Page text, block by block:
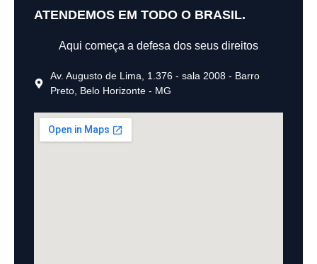
ATENDEMOS EM TODO O BRASIL.
Aqui começa a defesa dos seus direitos
Av. Augusto de Lima, 1.376 - sala 2008 - Barro
Preto, Belo Horizonte - MG